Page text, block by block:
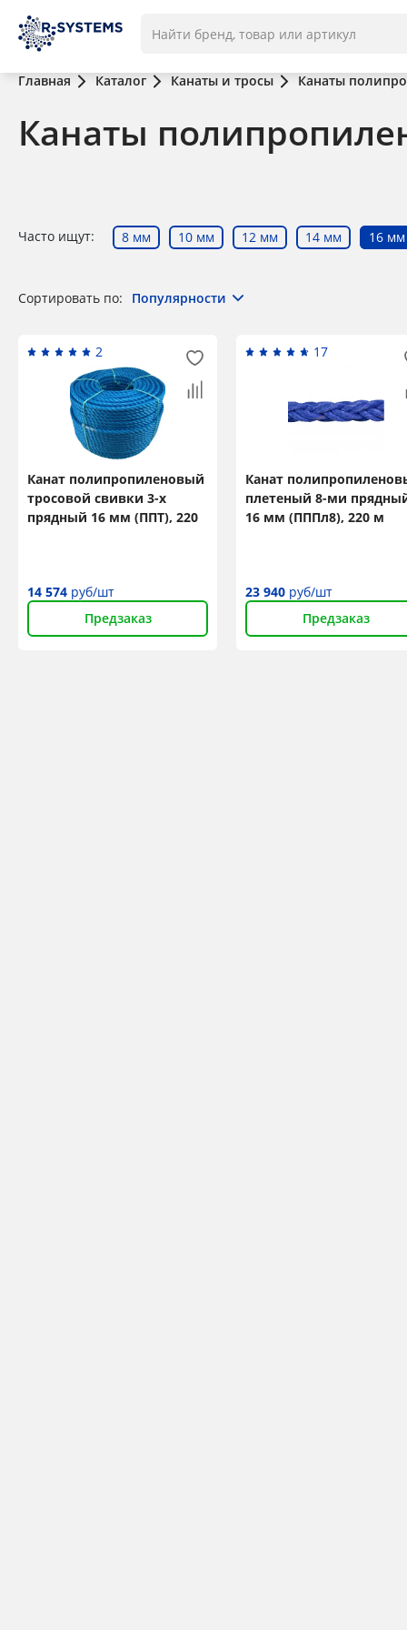
Главная Каталог Канаты и тросы Канаты
Канаты
Часто ищут: 8 мм 10 мм 12 мм 14 мм 16 мм
Сортировать по: Популярности
2
Канат полипропиленовый
тросовой свивки 3-х
прядный 16 мм (ППТ), 220
14 574 руб/шт
Предзаказ
17
Канат
плетеный 8-ми
16 мм (ПППл8), 220 м
23 940 руб/шт
Предзаказ